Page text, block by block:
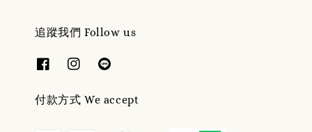
追蹤我們 Follow us
付款方式 We accept